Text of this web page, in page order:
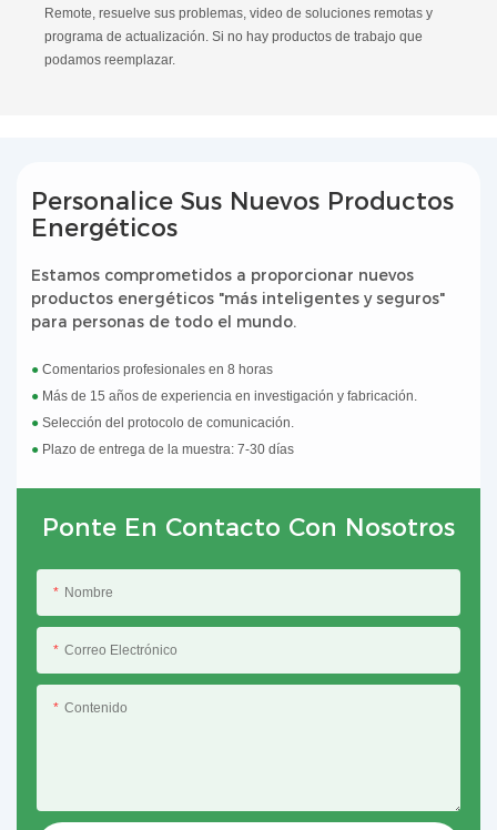
Remote, resuelve sus problemas, video de soluciones remotas y
programa de actualización. Si no hay productos de trabajo que
podamos reemplazar.
Personalice Sus Nuevos Productos
Energéticos
Estamos comprometidos a proporcionar nuevos
productos energéticos "más inteligentes y seguros"
para personas de todo el mundo.
●Comentarios profesionales en 8 horas
● Más de 15 años de experiencia en investigación y fabricación.
●Selección del protocolo de comunicación.
● Plazo de entrega de la muestra: 7-30 días
Ponte En Contacto Con Nosotros
Nombre
Correo Electrónico
Contenido